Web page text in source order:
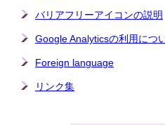
バリアフリーアイコンの説明
Google Analyticsの利用につ
Foreign language
リンク集